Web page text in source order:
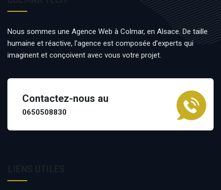
Nous sommes une Agence Web à Colmar, en Alsace. De taille
humaine et réactive, l’agence est composée d’experts qui
imaginent et conçoivent avec vous votre projet.
Contactez-nous au
0650508830